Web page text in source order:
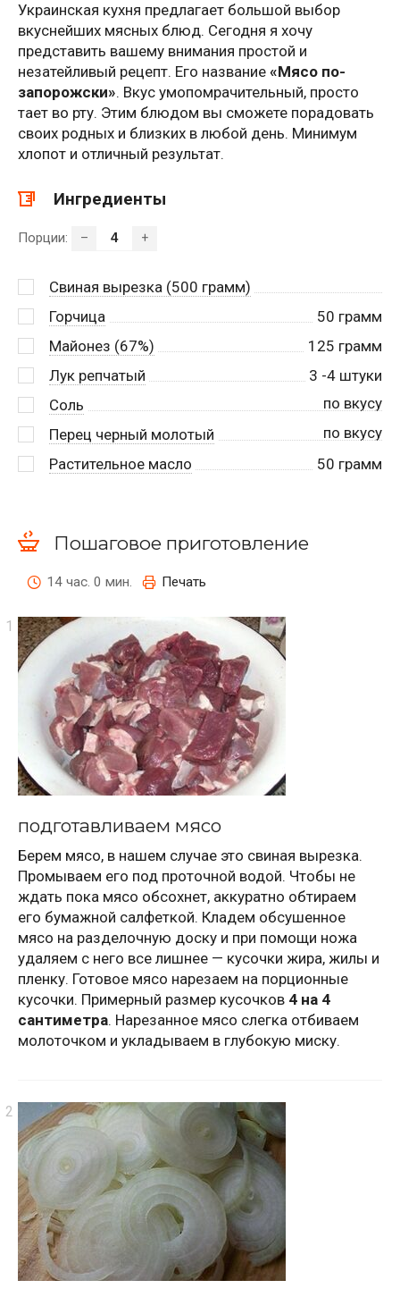
Украинская кухня предлагает большой выбор
вкуснейших мясных блюд. Сегодня я хочу
представить вашему внимания простой и
незатейливый рецепт. Его название «Мясо по-
запорожски». Вкус умопомрачительный, просто
тает во рту. Этим блюдом вы сможете порадовать
своих родных и близких в любой день. Минимум
хлопот и отличный результат.
Ингредиенты
Порции: – +
Свиная вырезка (500 грамм)
Горчица
50 грамм
Майонез (67%)
125 грамм
Лук репчатый
3 -4 штуки
Соль
по вкусу
Перец черный молотый
по вкусу
Растительное масло
50 грамм
Пошаговое приготовление
14 час. 0 мин. Печать
подготавливаем мясо
Берем мясо, в нашем случае это свиная вырезка.
Промываем его под проточной водой. Чтобы не
ждать пока мясо обсохнет, аккуратно обтираем
его бумажной салфеткой. Кладем обсушенное
мясо на разделочную доску и при помощи ножа
удаляем с него все лишнее — кусочки жира, жилы и
пленку. Готовое мясо нарезаем на порционные
кусочки. Примерный размер кусочков 4 на 4
сантиметра. Нарезанное мясо слегка отбиваем
молоточком и укладываем в глубокую миску.